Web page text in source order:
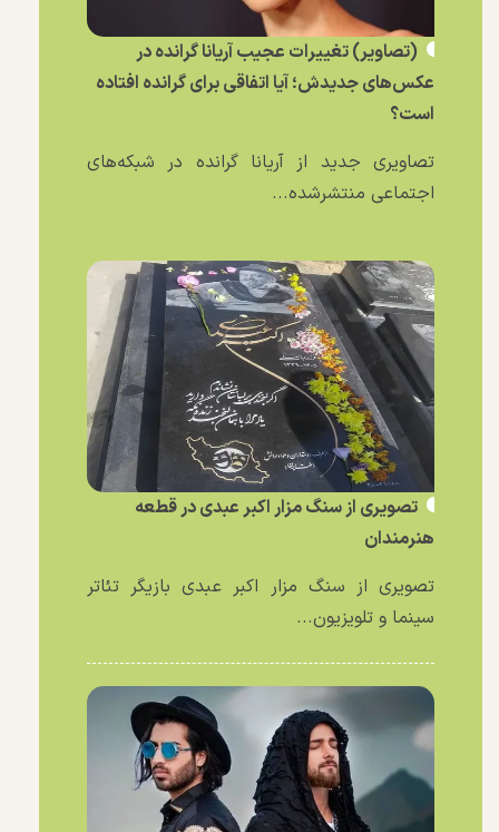
(تصاویر) تغییرات عجیب آریانا گرانده در
عکس‌های جدیدش؛ آیا اتفاقی برای گرانده افتاده
است؟
تصاویری جدید از آریانا گرانده در شبکه‌های
اجتماعی منتشرشده...
تصویری از سنگ مزار اکبر عبدی در قطعه
هنرمندان
تصویری از سنگ مزار اکبر عبدی بازیگر تئاتر
سینما و تلویزیون...